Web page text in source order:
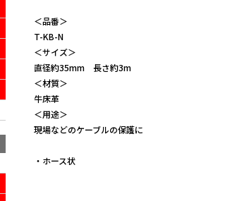
＜品番＞
T-KB-N
＜サイズ＞
直径約35mm 長さ約3m
＜材質＞
牛床革
＜用途＞
現場などのケーブルの保護に
・ホース状